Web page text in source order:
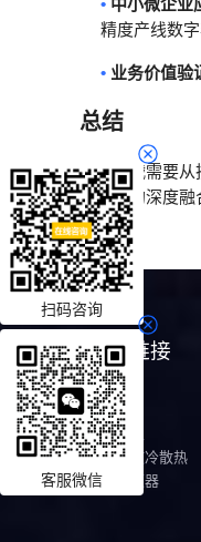
友情链接
铸造云
CRM
粉体专家
浸没式液冷散热
电机调速器
扫码咨询
客服微信